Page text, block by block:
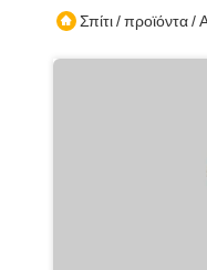
Σπίτι/προϊόντα/